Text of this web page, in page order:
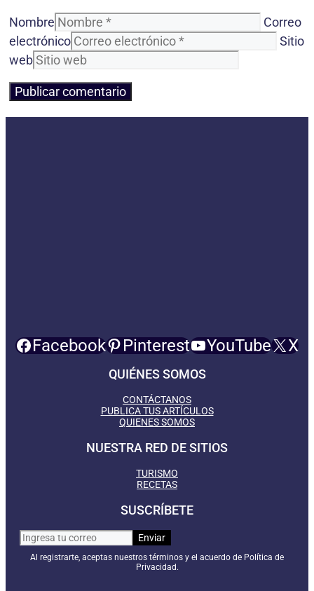
Nombre
Correo
electrónico
Sitio
web
Facebook Pinterest YouTube X
QUIÉNES SOMOS
CONTÁCTANOS
PUBLICA TUS ARTÍCULOS
QUIENES SOMOS
NUESTRA RED DE SITIOS
TURISMO
RECETAS
SUSCRÍBETE
Al registrarte, aceptas nuestros términos y el acuerdo de Política de
Privacidad.